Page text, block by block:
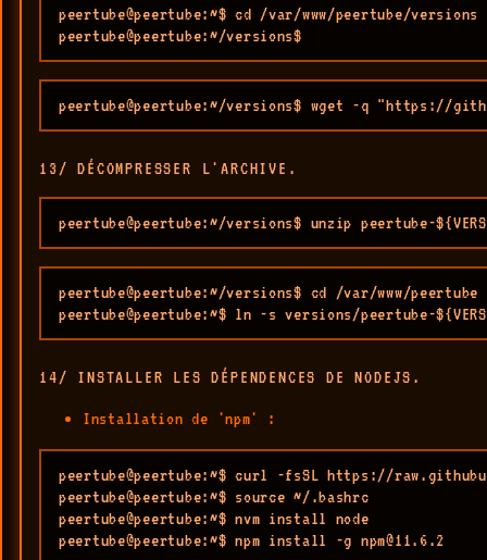
peertube@peertube:~$ cd /var/www/peertube/versions
peertube@peertube:~/versions$
peertube@peertube:~/versions$ wget -q "https://
13/ DÉCOMPRESSER L'ARCHIVE.
peertube@peertube:~/versions$ unzip peertube-
peertube@peertube:~/versions$ cd /var/www/peertube
peertube@peertube:~$ ln -s versions/peertube-
14/ INSTALLER LES DÉPENDENCES DE NODEJS.
Installation de 'npm' :
peertube@peertube:~$ curl -fsSL https://
peertube@peertube:~$ source ~/.bashrc
peertube@peertube:~$ nvm install node
peertube@peertube:~$ npm install -g npm@11.6.2